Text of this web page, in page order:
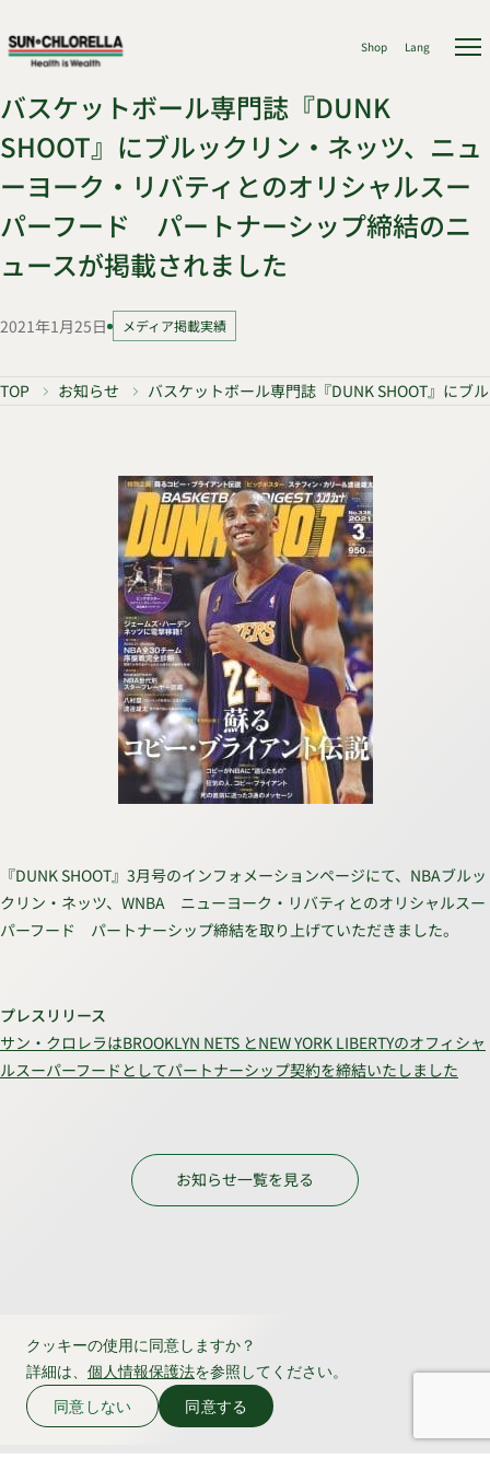
Shop Lang
バスケットボール専門誌『DUNK
SHOOT』にブルックリン・ネッツ、ニュ
ーヨーク・リバティとのオリシャルスー
パーフード パートナーシップ締結のニ
ュースが掲載されました
2021年1月25日 メディア掲載実績
TOP お知らせ バスケットボール専門誌『DUNK SHOOT』に
『DUNK SHOOT』3月号のインフォメーションページにて、NBAブルッ
クリン・ネッツ、WNBA ニューヨーク・リバティとのオリシャルスー
パーフード パートナーシップ締結を取り上げていただきました。
プレスリリース
サン・クロレラはBROOKLYN NETS とNEW YORK LIBERTYのオフィシャ
ルスーパーフードとしてパートナーシップ契約を締結いたしました
お知らせ一覧を見る
クッキーの使用に同意しますか？
詳細は、 個人情報保護法を参照してください。
同意する
同意しない